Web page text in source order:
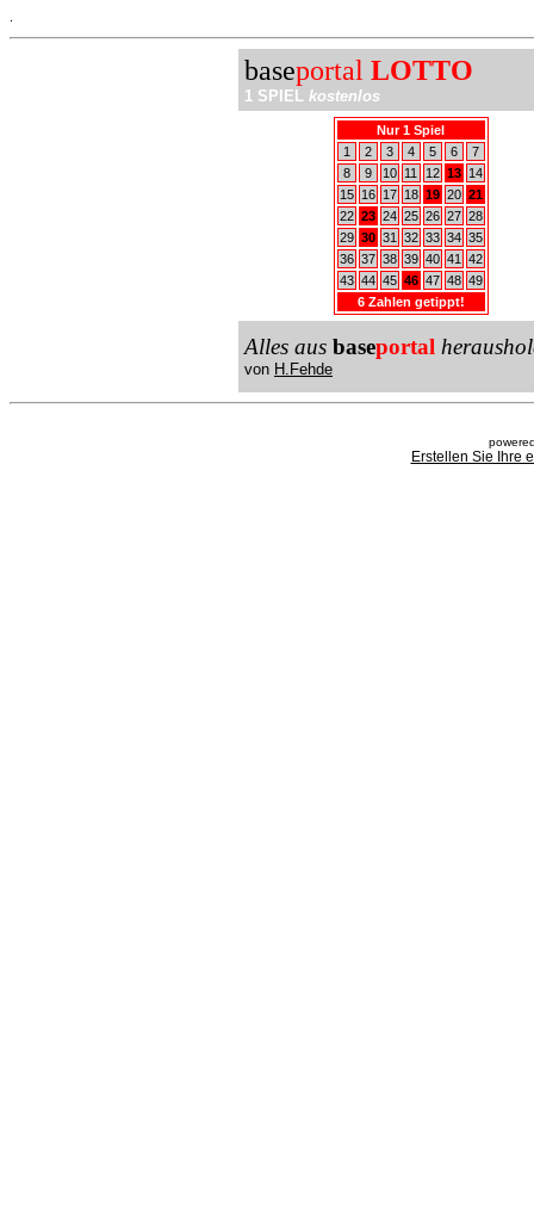
baseportal LOTTO
1 SPIEL kostenlos
Nur 1 Spiel
1
2 3 4 5 6
7
8
9 10 11 12 13
14
15
16 17 18 19 20 21
22 23 24 25 26 27 28
29 30 31 32 33 34 35
36 37 38 39 40 41
42
43 44 45 46 47 48 49
6 Zahlen getippt!
Alles aus baseportal
von H.Fehde
Erstellen Sie Ihre